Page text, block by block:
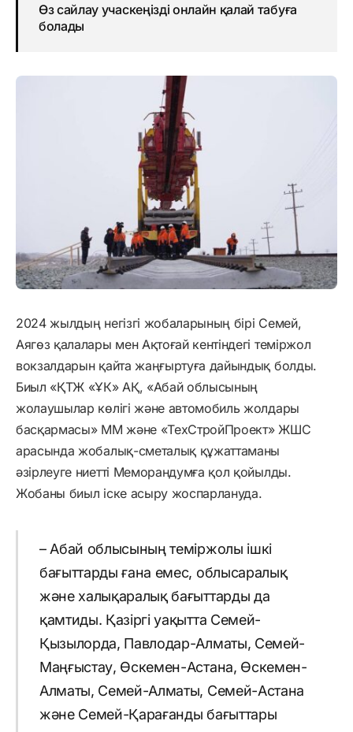
Өз сайлау учаскеңізді онлайн қалай табуға
болады
2024 жылдың негізгі жобаларының бірі Семей,
Аягөз қалалары мен Ақтоғай кентіндегі теміржол
вокзалдарын қайта жаңғыртуға дайындық болды.
Биыл «ҚТЖ «ҰК» АҚ, «Абай облысының
жолаушылар көлігі және автомобиль жолдары
басқармасы» ММ және «ТехСтройПроект» ЖШС
арасында жобалық-сметалық құжаттаманы
әзірлеуге ниетті Меморандумға қол қойылды.
Жобаны биыл іске асыру жоспарлануда.
– Абай облысының теміржолы ішкі
бағыттарды ғана емес, облысаралық
және халықаралық бағыттарды да
қамтиды. Қазіргі уақытта Семей-
Қызылорда, Павлодар-Алматы, Семей-
Маңғыстау, Өскемен-Астана, Өскемен-
Алматы, Семей-Алматы, Семей-Астана
және Семей-Қарағанды бағыттары